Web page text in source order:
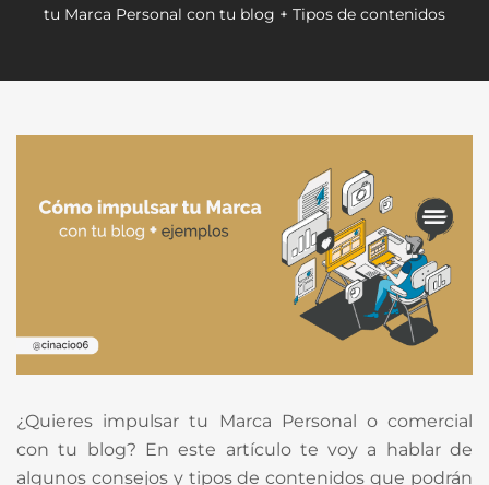
tu Marca Personal con tu blog + Tipos de contenidos
¿Quieres impulsar tu Marca Personal o comercial
con tu blog? En este artículo te voy a hablar de
algunos consejos y tipos de contenidos que podrán